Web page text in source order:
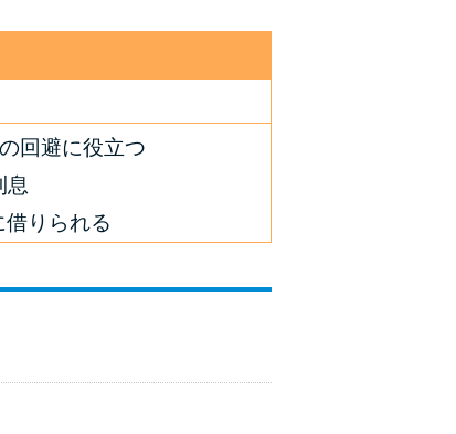
回避に役立つ
息
りられる